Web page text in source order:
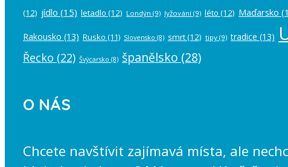
(12) jídlo (15) letadlo (12) Londýn (9) lyžování (9) léto (12) Maďarsko
Rakousko (13) Rusko (11) Slovensko (8) smrt(12) tipy (9) tradice (13)
Řecko (22) Švýcarsko (8) španělsko (28)
O NÁS
Chcete navštívit zajímavá místa, ale